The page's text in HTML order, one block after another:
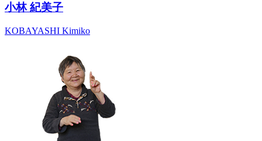
小林 紀美子
KOBAYASHI Kimiko